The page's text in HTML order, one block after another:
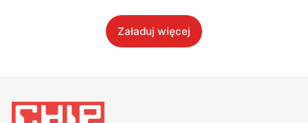
Załaduj więcej